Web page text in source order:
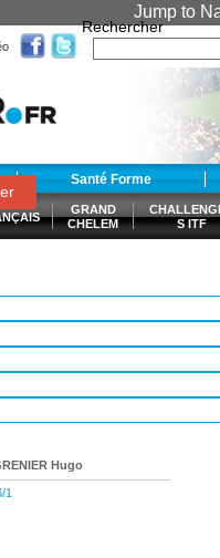
Jump to
Rechercher
Santé Forme
GRAND
CHELEM
S ITF
Hugo
1